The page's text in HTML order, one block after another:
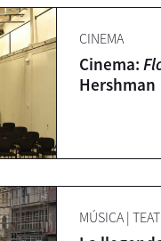
CINEMA
Cinema:
Hershman
MÚSICA |